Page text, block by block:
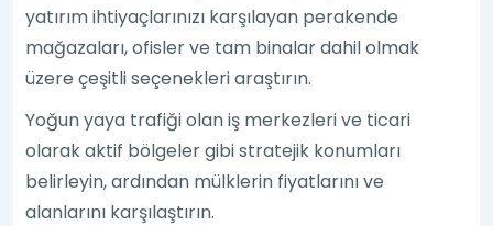
yatırım ihtiyaçlarınızı karşılayan perakende
mağazaları, ofisler ve tam binalar dahil olmak
üzere çeşitli seçenekleri araştırın.
Yoğun yaya trafiği olan iş merkezleri ve ticari
olarak aktif bölgeler gibi stratejik konumları
belirleyin, ardından mülklerin fiyatlarını ve
alanlarını karşılaştırın.